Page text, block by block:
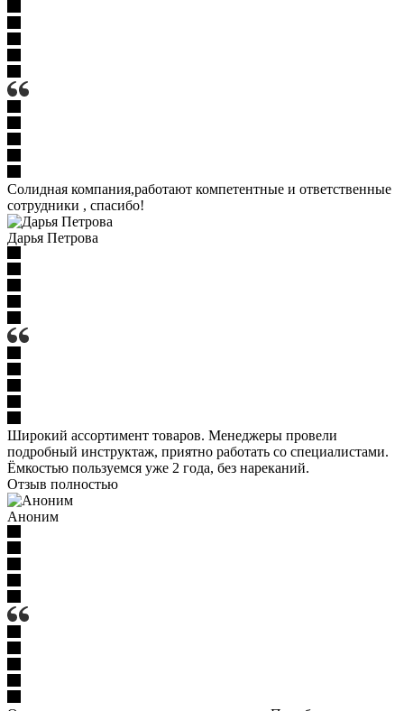
Солидная компания,работают компетентные и ответственные
сотрудники , спасибо!
Дарья Петрова
Широкий ассортимент товаров. Менеджеры провели
подробный инструктаж, приятно работать со специалистами.
Ёмкостью пользуемся уже 2 года, без нареканий.
Отзыв полностью
Аноним